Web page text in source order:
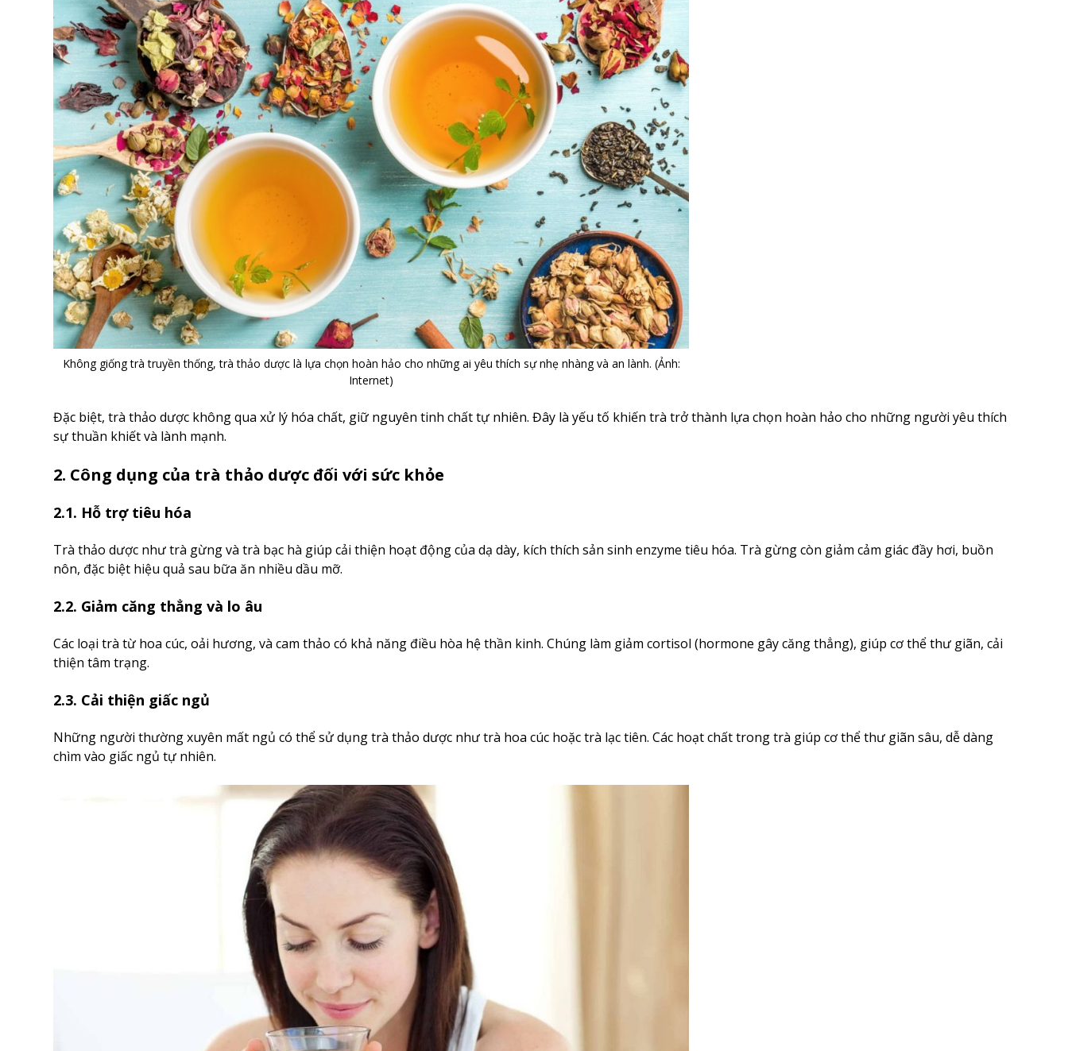
Không giống trà truyền thống, trà thảo dược là lựa chọn hoàn hảo cho những ai yêu thích sự nhẹ nhàng và an lành. (Ảnh:
Internet)
Đặc biệt, trà thảo dược không qua xử lý hóa chất, giữ nguyên tinh chất tự nhiên. Đây là yếu tố khiến trà trở thành lựa chọn hoàn hảo cho những người yêu thích
sự thuần khiết và lành mạnh.
2. Công dụng của trà thảo dược đối với sức khỏe
2.1. Hỗ trợ tiêu hóa
Trà thảo dược như trà gừng và trà bạc hà giúp cải thiện hoạt động của dạ dày, kích thích sản sinh enzyme tiêu hóa. Trà gừng còn giảm cảm giác đầy hơi, buồn
nôn, đặc biệt hiệu quả sau bữa ăn nhiều dầu mỡ.
2.2. Giảm căng thẳng và lo âu
Các loại trà từ hoa cúc, oải hương, và cam thảo có khả năng điều hòa hệ thần kinh. Chúng làm giảm cortisol (hormone gây căng thẳng), giúp cơ thể thư giãn, cải
thiện tâm trạng.
2.3. Cải thiện giấc ngủ
Những người thường xuyên mất ngủ có thể sử dụng trà thảo dược như trà hoa cúc hoặc trà lạc tiên. Các hoạt chất trong trà giúp cơ thể thư giãn sâu, dễ dàng
chìm vào giấc ngủ tự nhiên.